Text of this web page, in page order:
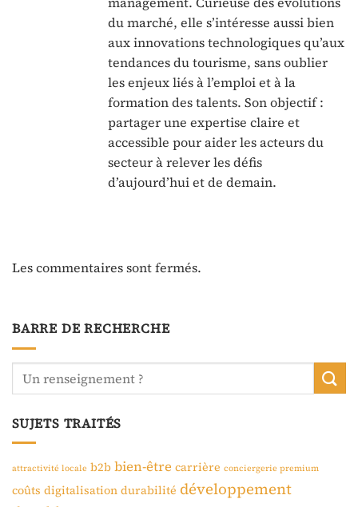
du marché, elle s’intéresse aussi bien
aux innovations technologiques qu’aux
tendances du tourisme, sans oublier
les enjeux liés à l’emploi et à la
formation des talents. Son objectif :
partager une expertise claire et
accessible pour aider les acteurs du
secteur à relever les défis
d’aujourd’hui et de demain.
Les commentaires sont fermés.
BARRE DE RECHERCHE
SUJETS TRAITÉS
attractivité locale b2b bien-être carrière conciergerie premium
coûts digitalisation durabilité développement